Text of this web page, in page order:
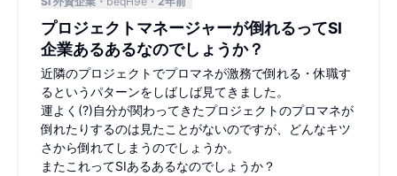
プロジェクトマネージャーが倒れるってSI
企業あるあるなのでしょうか？
近隣のプロジェクトでプロマネが激務で倒れる・休職す
るというパターンをしばしば見てきました。
運よく(?)自分が関わってきたプロジェクトのプロマネが
倒れたりするのは見たことがないのですが、どんなキツ
さから倒れてしまうのでしょうか。
またこれってSIあるあるなのでしょうか？